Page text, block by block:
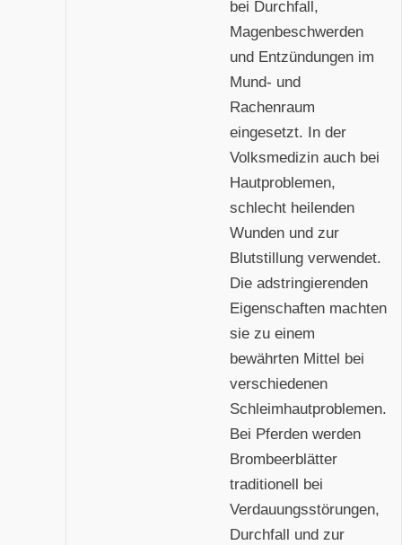
bei Durchfall,
Magenbeschwerden
und Entzündungen im
Mund- und
Rachenraum
eingesetzt. In der
Volksmedizin auch bei
Hautproblemen,
schlecht heilenden
Wunden und zur
Blutstillung verwendet.
Die adstringierenden
Eigenschaften machten
sie zu einem
bewährten Mittel bei
verschiedenen
Schleimhautproblemen.
Bei Pferden werden
Brombeerblätter
traditionell bei
Verdauungsstörungen,
Durchfall und zur